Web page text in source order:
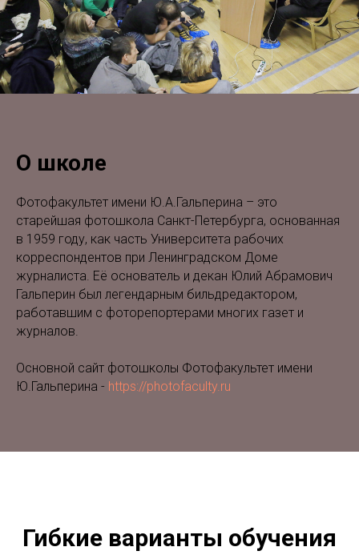
О школе
Фотофакультет имени Ю.А.Гальперина – это
старейшая фотошкола Санкт-Петербурга, основанная
в 1959 году, как часть Университета рабочих
корреспондентов при Ленинградском Доме
журналиста. Её основатель и декан Юлий Абрамович
Гальперин был легендарным бильдредактором,
работавшим с фоторепортерами многих газет и
журналов.
Основной сайт фотошколы Фотофакультет имени
Ю.Гальперина - https://photofaculty.ru
Гибкие варианты обучения